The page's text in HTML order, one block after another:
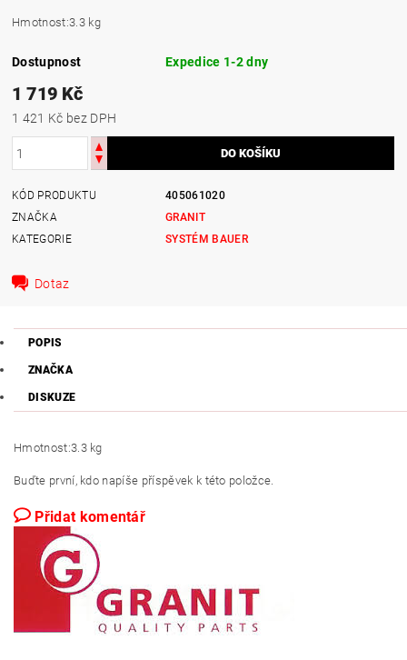
Hmotnost:3.3 kg
Dostupnost Expedice 1-2 dny
1 719 Kč
1 421 Kč bez DPH
KÓD PRODUKTU
405061020
ZNAČKA
GRANIT
KATEGORIE
SYSTÉM BAUER
Dotaz
POPIS
ZNAČKA
DISKUZE
Hmotnost:3.3 kg
Buďte první, kdo napíše příspěvek k této položce.
Přidat komentář